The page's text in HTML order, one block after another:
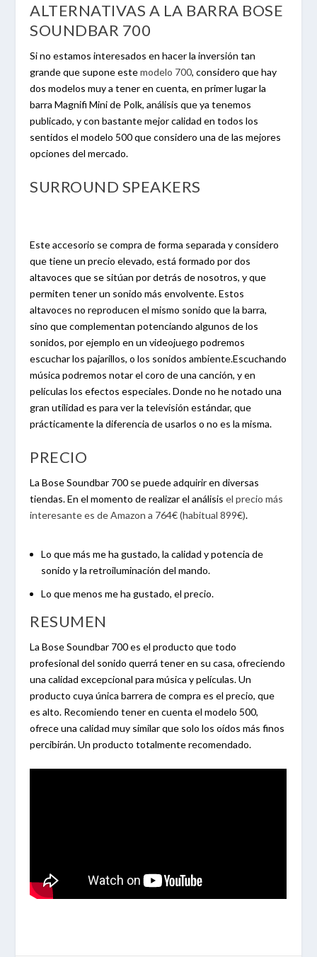
ALTERNATIVAS A LA BARRA BOSE
SOUNDBAR 700
Si no estamos interesados en hacer la inversión tan
grande que supone estemodelo 700, considero que hay
dos modelos muy a tener en cuenta, en primer lugar la
barra Magnifi Mini de Polk, análisis que ya tenemos
publicado, y con bastante mejor calidad en todos los
sentidos el modelo 500 que considero una de las mejores
opciones del mercado.
SURROUND SPEAKERS
Este accesorio se compra de forma separada y considero
que tiene un precio elevado, está formado por dos
altavoces que se sitúan por detrás de nosotros, y que
permiten tener un sonido más envolvente. Estos
altavoces no reproducen el mismo sonido que la barra,
sino que complementan potenciando algunos de los
sonidos, por ejemplo en un videojuego podremos
escuchar los pajarillos, o los sonidos ambiente.Escuchando
música podremos notar el coro de una canción, y en
películas los efectos especiales. Donde no he notado una
gran utilidad es para ver la televisión estándar, que
prácticamente la diferencia de usarlos o no es la misma.
PRECIO
La Bose Soundbar 700 se puede adquirir en diversas
tiendas. En el momento de realizar el análisisel precio más
interesante es de Amazon a 764€ (habitual 899€).
Lo que más me ha gustado, la calidad y potencia de
sonido y la retroiluminación del mando.
Lo que menos me ha gustado, el precio.
RESUMEN
La Bose Soundbar 700 es el producto que todo
profesional del sonido querrá tener en su casa, ofreciendo
una calidad excepcional para música y películas. Un
producto cuya única barrera de compra es el precio, que
es alto. Recomiendo tener en cuenta el modelo 500,
ofrece una calidad muy similar que solo los oídos más finos
percibirán. Un producto totalmente recomendado.